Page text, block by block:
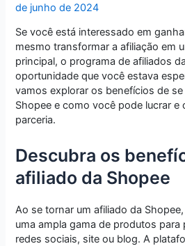
de junho de 2024
Se você está interessado em
mesmo transformar a afiliação em
principal, o programa de afiliados
oportunidade que você estava
vamos explorar os benefícios de
Shopee e como você pode lucrar e
parceria.
Descubra os
afiliado da Shopee
Ao se tornar um afiliado da
uma ampla gama de produtos para
redes sociais, site ou blog. A